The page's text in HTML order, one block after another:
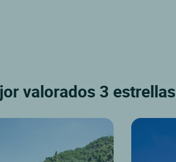
valorados 3 estrellas